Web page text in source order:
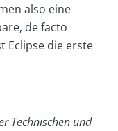
also eine
de facto
Eclipse die erste
Technischen und